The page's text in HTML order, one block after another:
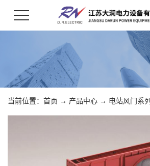
当前位置： 首页 → 产品中心 → 电站风门系列